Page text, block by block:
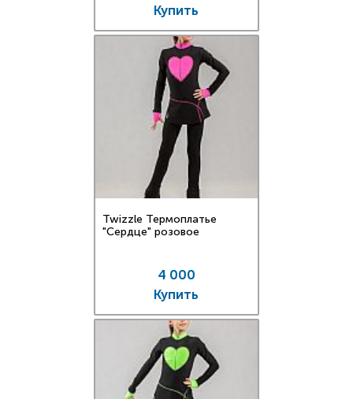
Купить
Twizzle Термоплатье
"Сердце" розовое
4 000
Купить